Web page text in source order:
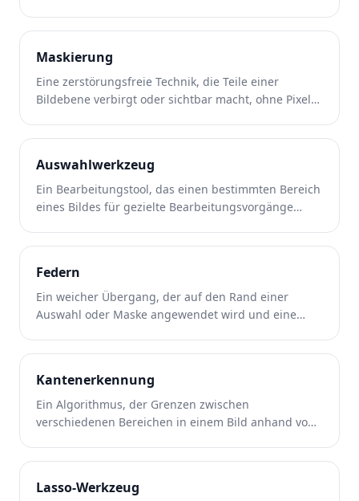
Maskierung
Eine zerstörungsfreie Technik, die Teile einer
Bildebene verbirgt oder sichtbar macht, ohne Pixel
Auswahlwerkzeug
Ein Bearbeitungstool, das einen bestimmten Bereich
eines Bildes für gezielte Bearbeitungsvorgänge
Federn
Ein weicher Übergang, der auf den Rand einer
Auswahl oder Maske angewendet wird und eine
und nicht ausgewählten Bereichen erzeugt.
Kantenerkennung
Ein Algorithmus, der Grenzen zwischen
verschiedenen Bereichen in einem Bild anhand von
Lasso-Werkzeug